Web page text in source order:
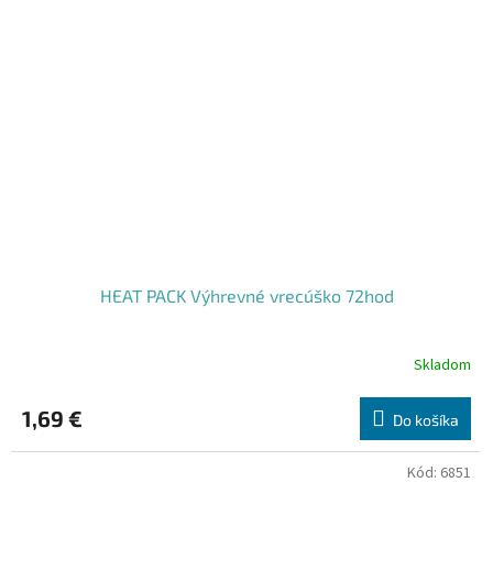
HEAT PACK Výhrevné vrecúško 72hod
Skladom
1,69 € Do košíka
Kód: 6851